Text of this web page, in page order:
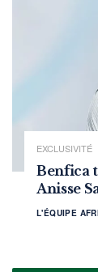
EXCLUSIVITÉ
Benfica
Anisse
L'ÉQUIPE